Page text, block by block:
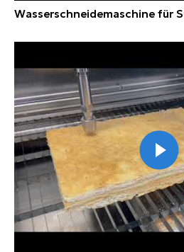
Wasserschneidemaschine für